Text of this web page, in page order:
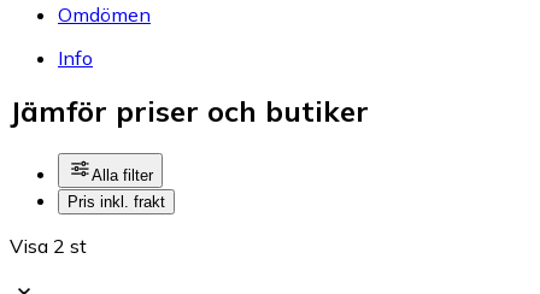
Omdömen
Info
Jämför priser och butiker
Alla filter
Pris inkl. frakt
Visa 2 st